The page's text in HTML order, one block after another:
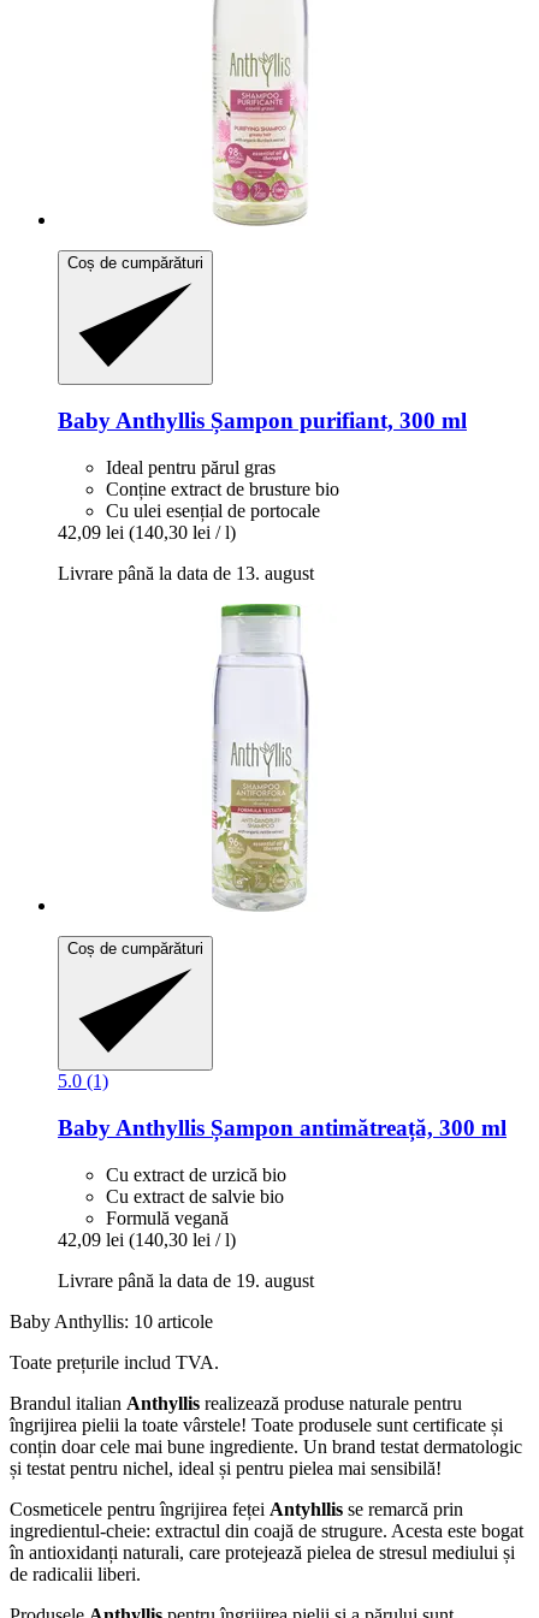
Coș de cumpărături
Baby Anthyllis Șampon purifiant, 300 ml
Ideal pentru părul gras
Conține extract de brusture bio
Cu ulei esențial de portocale
42,09 lei (140,30 lei / l)
Livrare până la data de 13. august
Coș de cumpărături
5.0 (1)
Baby Anthyllis Șampon antimătreață, 300 ml
Cu extract de urzică bio
Cu extract de salvie bio
Formulă vegană
42,09 lei (140,30 lei / l)
Livrare până la data de 19. august
Baby Anthyllis: 10 articole
Toate prețurile includ TVA.
Brandul italian Anthyllis realizează produse naturale pentru
îngrijirea pielii la toate vârstele! Toate produsele sunt certificate și
conțin doar cele mai bune ingrediente. Un brand testat dermatologic
și testat pentru nichel, ideal și pentru pielea mai sensibilă!
Cosmeticele pentru îngrijirea feței Antyhllis se remarcă prin
ingredientul-cheie: extractul din coajă de strugure. Acesta este bogat
în antioxidanți naturali, care protejează pielea de stresul mediului și
de radicalii liberi.